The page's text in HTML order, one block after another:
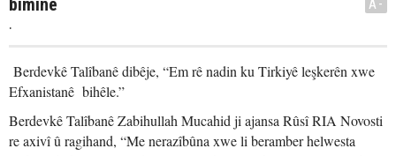
bimîne
.
A-
Berdevkê Talîbanê dibêje, “Em rê nadin ku Tirkiyê leşkerên xwe
Efxanistanê bihêle.”
Berdevkê Talîbanê Zabihullah Mucahid ji ajansa Rûsî RIA Novosti
re axivî û ragihand, “Me nerazîbûna xwe li beramber helwesta